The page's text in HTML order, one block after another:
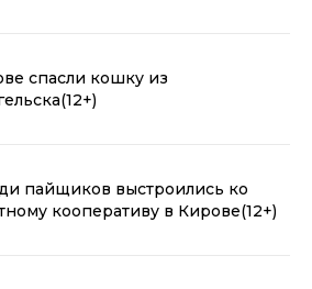
спасли кошку из
(12+)
пайщиков выстроились ко
кооперативу в Кирове(12+)